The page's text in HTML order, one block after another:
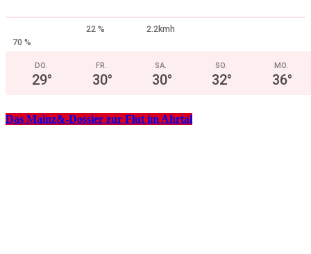
22 %
2.2kmh
70 %
DO.
29°
FR.
30°
SA.
30°
SO.
32°
MO.
36°
Das Mainz&-Dossier zur Flut im Ahrtal